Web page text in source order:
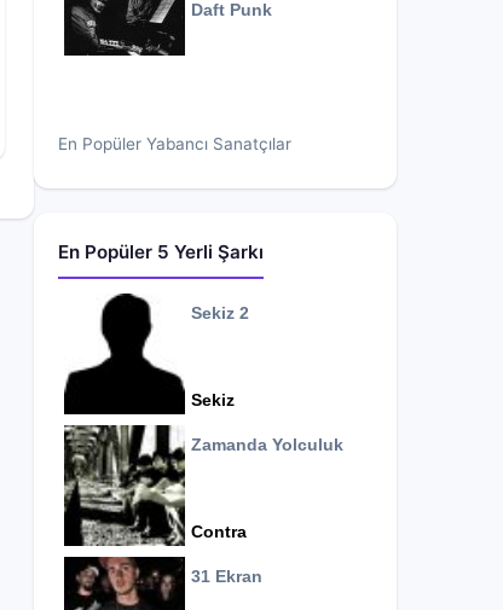
Daft Punk
En Popüler Yabancı Sanatçılar
En Popüler 5 Yerli Şarkı
Sekiz 2
Sekiz
Zamanda Yolculuk
Contra
31 Ekran